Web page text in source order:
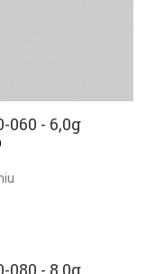
060 - 6,0g
080 - 8,0g